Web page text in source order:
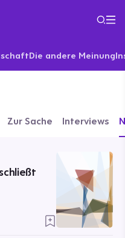
Die andere Meinung
Zur Sache Interviews